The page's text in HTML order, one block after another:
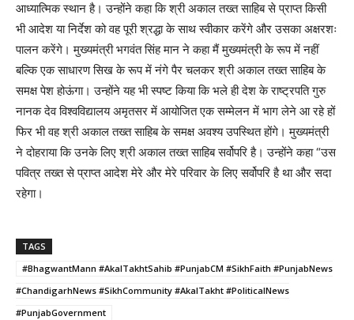
आध्यात्मिक स्थान है। उन्होंने कहा कि श्री अकाल तख्त साहिब से प्राप्त किसी
भी आदेश या निर्देश को वह पूरी श्रद्धा के साथ स्वीकार करेंगे और उसका अक्षरशः
पालन करेंगे। मुख्यमंत्री भगवंत सिंह मान ने कहा मैं मुख्यमंत्री के रूप में नहीं
बल्कि एक साधारण सिख के रूप में नंगे पैर चलकर श्री अकाल तख्त साहिब के
समक्ष पेश होऊंगा। उन्होंने यह भी स्पष्ट किया कि भले ही देश के राष्ट्रपति गुरु
नानक देव विश्वविद्यालय अमृतसर में आयोजित एक सम्मेलन में भाग लेने आ रहे हों
फिर भी वह श्री अकाल तख्त साहिब के समक्ष अवश्य उपस्थित होंगे। मुख्यमंत्री
ने दोहराया कि उनके लिए श्री अकाल तख्त साहिब सर्वोपरि है। उन्होंने कहा “उस
पवित्र तख्त से प्राप्त आदेश मेरे और मेरे परिवार के लिए सर्वोपरि है था और सदा
रहेगा।
TAGS
#BhagwantMann #AkalTakhtSahib #PunjabCM #SikhFaith #PunjabNews
#ChandigarhNews #SikhCommunity #AkalTakht #PoliticalNews
#PunjabGovernment